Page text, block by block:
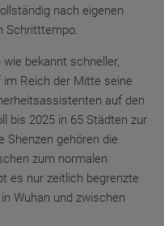
nach eigenen
Schritttempo.
bekannt schneller,
im Reich der Mitte seine
auf den
bis 2025 in 65 Städten zur
Shenzen gehören die
zum normalen
es nur zeitlich begrenzte
Wuhan und zwischen